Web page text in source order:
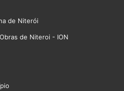
de Niterói
de Niteroi - ION